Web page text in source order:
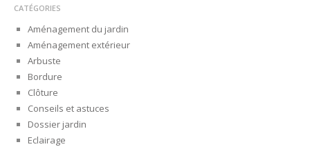
CATÉGORIES
Aménagement du jardin
Aménagement extérieur
Arbuste
Bordure
Clôture
Conseils et astuces
Dossier jardin
Eclairage